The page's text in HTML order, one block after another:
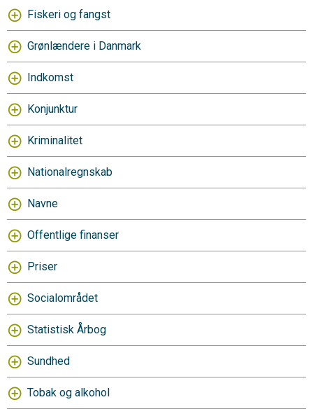
Fiskeri og fangst
Grønlændere i Danmark
Indkomst
Konjunktur
Kriminalitet
Nationalregnskab
Navne
Offentlige finanser
Priser
Socialområdet
Statistisk Årbog
Sundhed
Tobak og alkohol